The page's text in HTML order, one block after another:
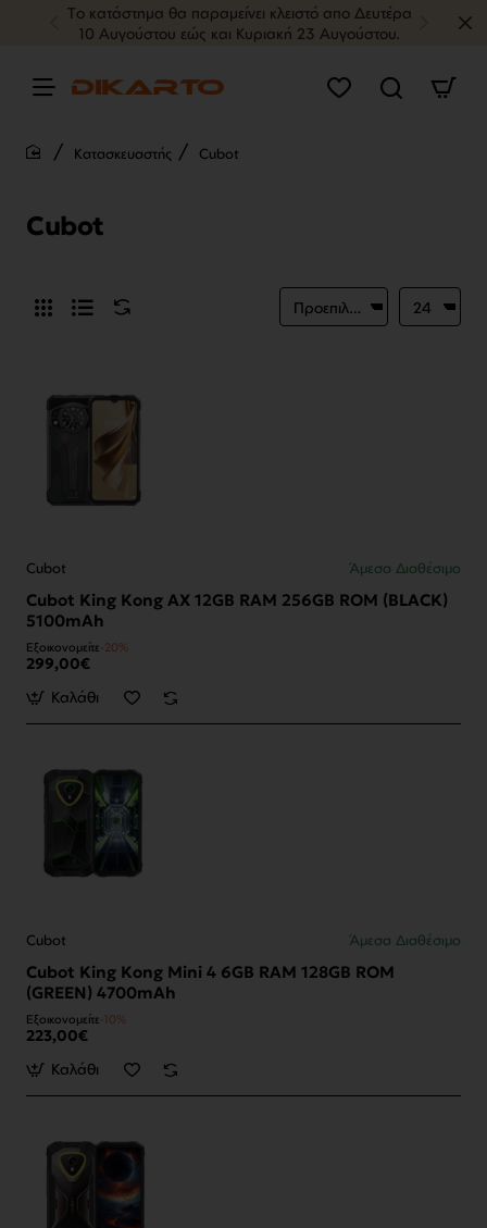
Tο κατάστημα θα παραμείνει κλειστό απο Δευτέρα
10 Αυγούστου εώς και Κυριακή 23 Αυγούστου.
Cubot
Κατασκευαστής Cubot
Cubot Άμεσα Διαθέσιμο
Cubot King Kong AX 12GB RAM 256GB ROM (BLACK)
5100mAh
Εξοικονομείτε -20%
299,00€
Καλάθι
Cubot Άμεσα Διαθέσιμο
Cubot King Kong Mini 4 6GB RAM 128GB ROM
(GREEN) 4700mAh
Εξοικονομείτε -10%
223,00€
Καλάθι